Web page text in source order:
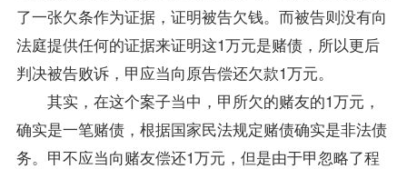
了一张欠条作为证据，证明被告欠钱。而被告则没有向
法庭提供任何的证据来证明这1万元是赌债，所以更后
判决被告败诉，甲应当向原告偿还欠款1万元。
其实，在这个案子当中，甲所欠的赌友的1万元，
确实是一笔赌债，根据国家民法规定赌债确实是非法债
务。甲不应当向赌友偿还1万元，但是由于甲忽略了程